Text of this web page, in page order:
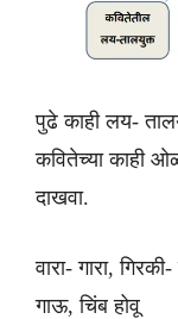
पुढे काही लय-
कवितेच्या काही
दाखवा.
वारा- गारा,
गाऊ, चिंब होवू